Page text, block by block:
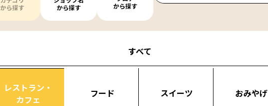
から探す
から探す
から探す
すべて
レストラン・
カフェ
フード スイーツ おみやげ